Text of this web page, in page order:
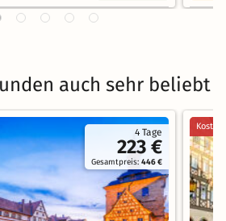
auch sehr beliebt
4 Tage
223 €
Gesamtpreis:446 €